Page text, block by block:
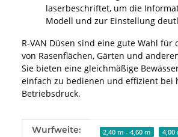
laserbeschriftet, um die
Modell und zur Einstellung
R-VAN Düsen sind eine gute Wahl für
von Rasenflächen, Gärten und
Sie bieten eine gleichmäßige
einfach zu bedienen und effizient bei
Betriebsdruck.
Produkteigenschaft
Wert
Wurfweite: 2,40 m - 4,60 m 4,00